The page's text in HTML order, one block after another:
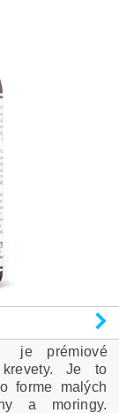
je prémiové
Je to
forme malých
a moringy.